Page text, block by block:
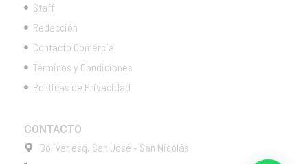
Staff
Redacción
Contacto Comercial
Términos y Condiciones
Políticas de Privacidad
CONTACTO
Bolivar esq. San José - San Nicolás